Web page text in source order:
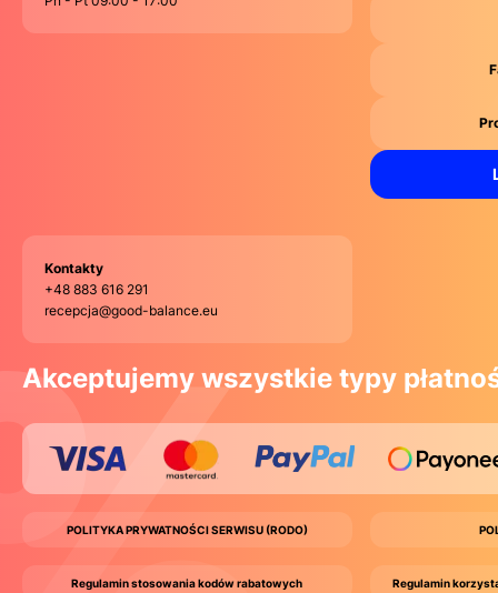
Kontakty
+48 883 616 291
recepcja@good-balance.eu
Akceptujemy wszystkie typy
POLITYKA PRYWATNOŚCI SERWISU (RODO)
Regulamin stosowania kodów rabatowych Regulamin